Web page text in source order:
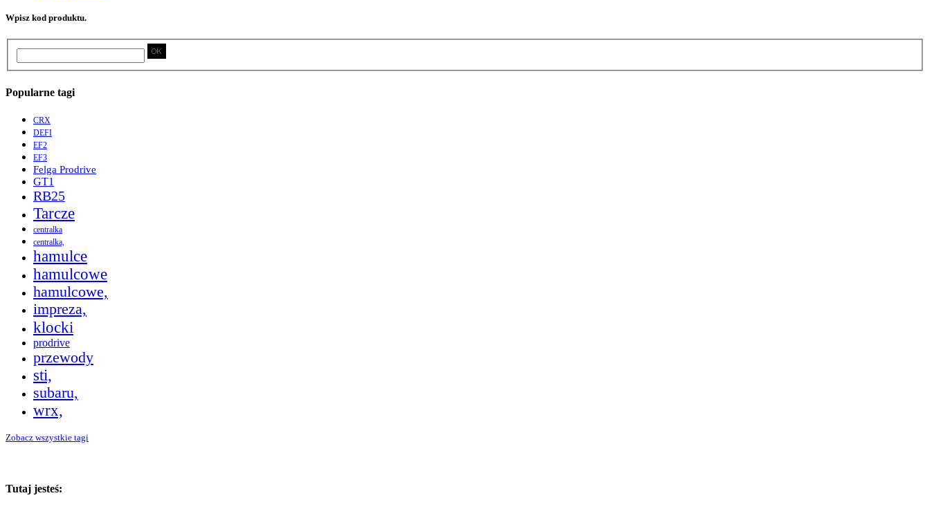
Wpisz kod produktu.
Popularne tagi
CRX
DEFI
EF2
EF3
Felga Prodrive
GT1
RB25
Tarcze
centralka
centralka,
hamulce
hamulcowe
hamulcowe,
impreza,
klocki
prodrive
przewody
sti,
subaru,
wrx,
Zobacz wszystkie tagi
Tutaj jesteś: